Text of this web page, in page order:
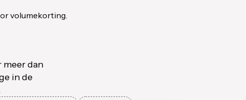
volumekorting.
dan
in de